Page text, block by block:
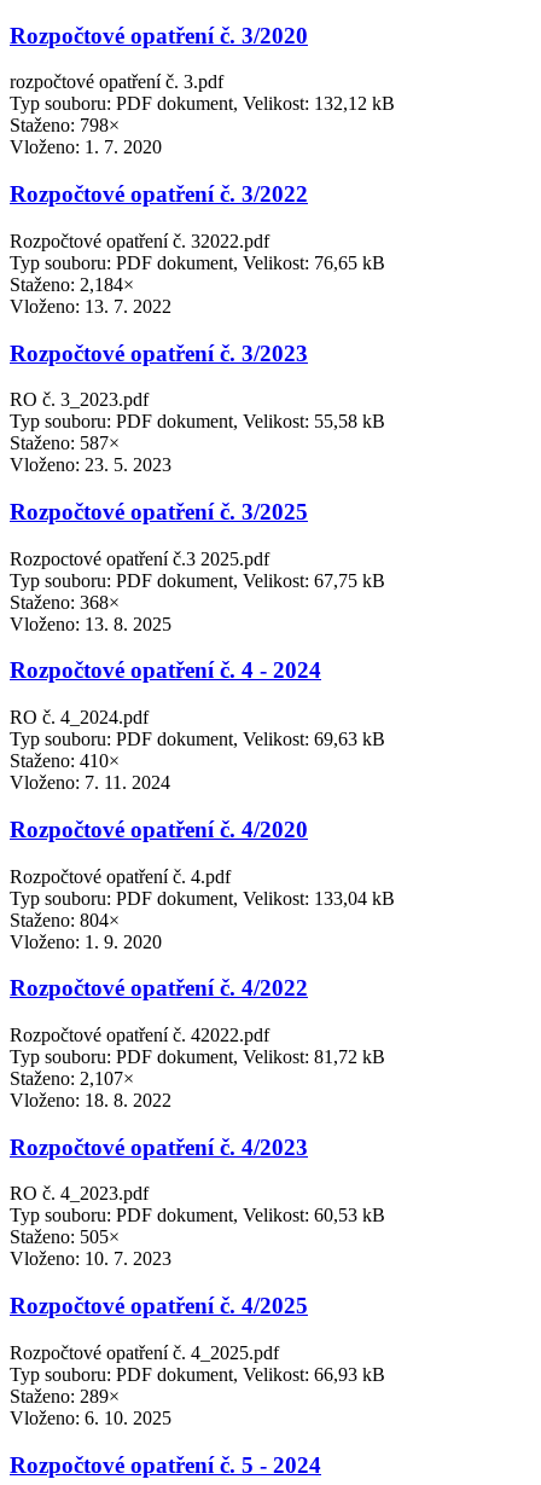
Rozpočtové opatření č. 3/2020
rozpočtové opatření č. 3.pdf
Typ souboru: PDF dokument, Velikost: 132,12 kB
Staženo: 798×
Vloženo: 1. 7. 2020
Rozpočtové opatření č. 3/2022
Rozpočtové opatření č. 32022.pdf
Typ souboru: PDF dokument, Velikost: 76,65 kB
Staženo: 2,184×
Vloženo: 13. 7. 2022
Rozpočtové opatření č. 3/2023
RO č. 3_2023.pdf
Typ souboru: PDF dokument, Velikost: 55,58 kB
Staženo: 587×
Vloženo: 23. 5. 2023
Rozpočtové opatření č. 3/2025
Rozpoctové opatření č.3 2025.pdf
Typ souboru: PDF dokument, Velikost: 67,75 kB
Staženo: 368×
Vloženo: 13. 8. 2025
Rozpočtové opatření č. 4 - 2024
RO č. 4_2024.pdf
Typ souboru: PDF dokument, Velikost: 69,63 kB
Staženo: 410×
Vloženo: 7. 11. 2024
Rozpočtové opatření č. 4/2020
Rozpočtové opatření č. 4.pdf
Typ souboru: PDF dokument, Velikost: 133,04 kB
Staženo: 804×
Vloženo: 1. 9. 2020
Rozpočtové opatření č. 4/2022
Rozpočtové opatření č. 42022.pdf
Typ souboru: PDF dokument, Velikost: 81,72 kB
Staženo: 2,107×
Vloženo: 18. 8. 2022
Rozpočtové opatření č. 4/2023
RO č. 4_2023.pdf
Typ souboru: PDF dokument, Velikost: 60,53 kB
Staženo: 505×
Vloženo: 10. 7. 2023
Rozpočtové opatření č. 4/2025
Rozpočtové opatření č. 4_2025.pdf
Typ souboru: PDF dokument, Velikost: 66,93 kB
Staženo: 289×
Vloženo: 6. 10. 2025
Rozpočtové opatření č. 5 - 2024